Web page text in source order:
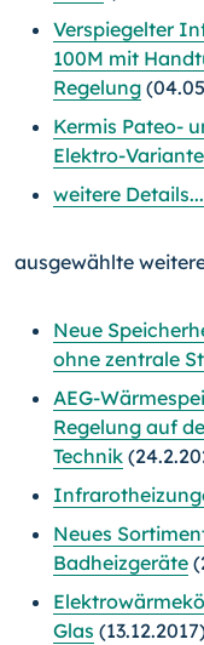
Verspiegelter
100M mit
Regelung
Kermis Pateo-
Elektro-
weitere Details...
ausgewählte
Neue
ohne zentrale
AEG-
Regelung auf
Technik
Neues
Badheizgeräte
Glas